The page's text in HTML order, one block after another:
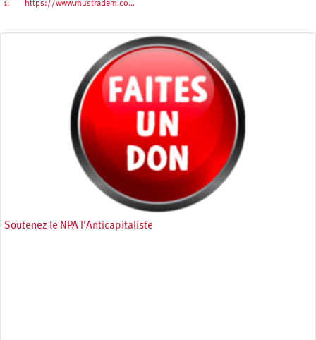
1. https://www.mustradem.co…
Soutenez le NPA l'Anticapitaliste